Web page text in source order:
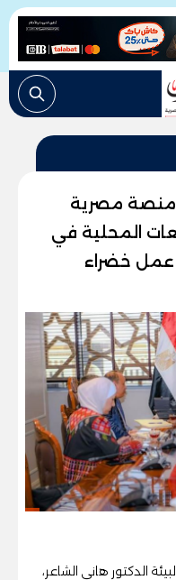
منصة مصرية
المحلية في
خضراء
الدكتور هاني الشاعر،